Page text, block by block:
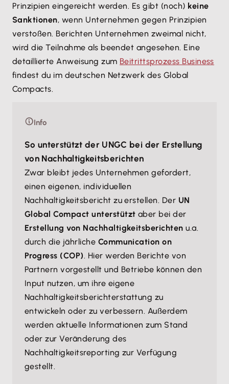
Prinzipien eingereicht werden. Es gibt (noch) keine
Sanktionen, wenn Unternehmen gegen Prinzipien
verstoßen. Berichten Unternehmen zweimal nicht,
wird die Teilnahme als beendet angesehen. Eine
detaillierte Anweisung zum Beitrittsprozess Business
findest du im deutschen Netzwerk des Global
Compacts.
Info
So unterstützt der UNGC bei der Erstellung
von Nachhaltigkeitsberichten
Zwar bleibt jedes Unternehmen gefordert,
einen eigenen, individuellen
Nachhaltigkeitsbericht zu erstellen. Der UN
Global Compact unterstützt aber bei der
Erstellung von Nachhaltigkeitsberichten u.a.
durch die jährliche Communication on
Progress (COP). Hier werden Berichte von
Partnern vorgestellt und Betriebe können den
Input nutzen, um ihre eigene
Nachhaltigkeitsberichterstattung zu
entwickeln oder zu verbessern. Außerdem
werden aktuelle Informationen zum Stand
oder zur Veränderung des
Nachhaltigkeitsreporting zur Verfügung
gestellt.